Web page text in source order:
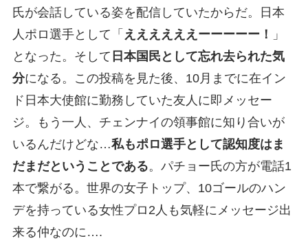
氏が会話している姿を配信していたからだ。日本
人ポロ選手として「 ええええええーーーーー！
」
となった。そして 日本国民として忘れ去られた気
分になる。この投稿を見た後、10月までに在イン
ド日本大使館に勤務していた友人に即メッセー
ジ。もう一人、チェンナイの領事館に知り合いが
いるんだけどな…私もポロ選手として認知度はま
だまだということである。パチョー氏の方が電話1
本で繋がる。世界の女子トップ、10ゴールのハン
デを持っている女性プロ2人も気軽にメッセージ出
来る仲なのに….